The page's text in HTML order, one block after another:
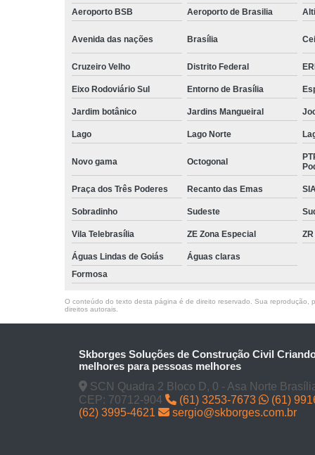
Aeroporto BSB
Aeroporto de Brasilia
Avenida das nações Brasília
Cruzeiro Velho Distrito Federal
Eixo Rodoviário Sul Entorno de Brasília
Jardim botânico Jardins Mangueiral
Lago Lago Norte
Novo gama Octogonal
Praça dos Três Poderes Recanto das Emas SIA
Sobradinho Sudeste
Vila Telebrasília ZE Zona Especial
Águas Lindas de Goiás
Águas claras
Formosa
O conteúdo do texto desta página é de direito reservado. Sua reprodução,
direitos autorais
Skborges Soluções de Construção Civil
melhores para pessoas melhores
SCN Quadra 2 Bloco D, 0 - Asa Norte
CEP: 70712-904
(61) 3253-7673
(61)
(62) 3995-4621
sergio@skborges.com.br